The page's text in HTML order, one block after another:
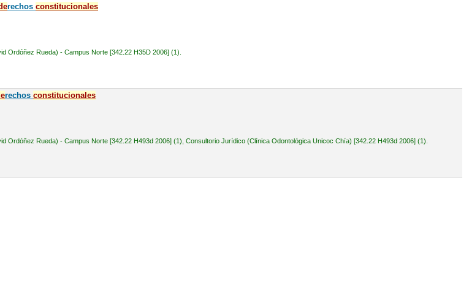
rechos constitucionales
Ordóñez Rueda) - Campus Norte [342.22 H35D 2006] (1).
rechos constitucionales
Ordóñez Rueda) - Campus Norte [342.22 H493d 2006] (1), Consultorio Jurídico (Clínica Odontológica Unicoc Chía) [342.22 H493d 2006] (1).